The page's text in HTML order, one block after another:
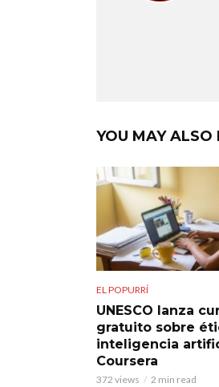
YOU MAY ALSO
EL POPURRÍ
UNESCO lanza
gratuito sobre
inteligencia
Coursera
372 views 2 min read